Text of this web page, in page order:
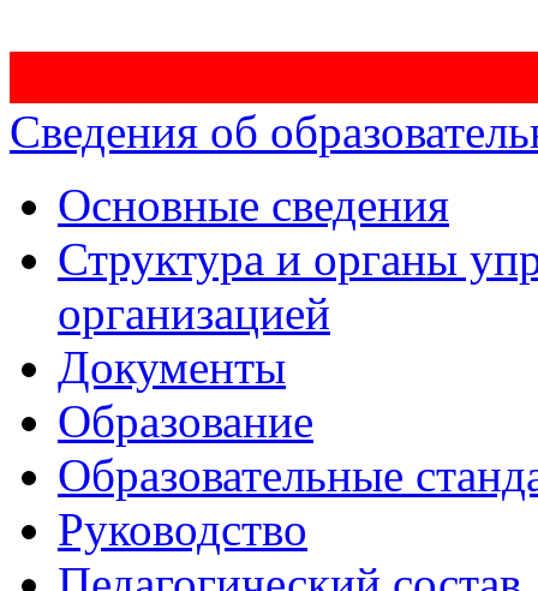
Сведения об
Основные сведения
Структура и органы
организацией
Документы
Образование
Образовательные
Руководство